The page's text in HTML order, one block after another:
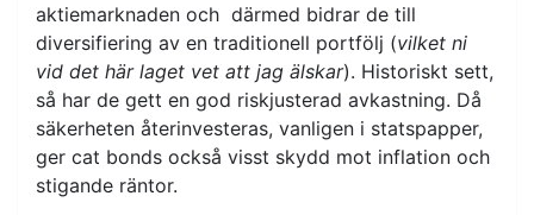
aktiemarknaden och därmed bidrar de till
diversifiering av en traditionell portfölj (vilket ni
vid det här laget vet att jag älskar). Historiskt sett,
så har de gett en god riskjusterad avkastning. Då
säkerheten återinvesteras, vanligen i statspapper,
ger cat bonds också visst skydd mot inflation och
stigande räntor.